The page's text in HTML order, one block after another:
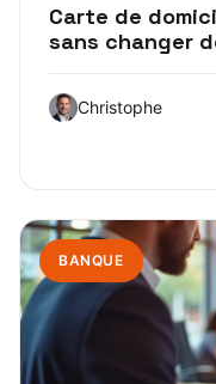
Carte de
sans changer
Christophe
BANQUE